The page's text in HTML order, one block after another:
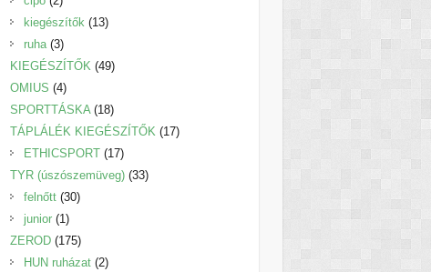
termék
kiegészítők 1313
ruha 33
termék
KIEGÉSZÍTŐK 4949
OMIUS 44
termék
SPORTTÁSKA 1818
termék
TÁPLÁLÉK KIEGÉSZÍTŐK 1717
ETHICSPORT 1717
termék
TYR (úszószemüveg) 3333
felnőtt 3030
junior 11
termék
ZEROD 175175
termék
HUN ruházat 22